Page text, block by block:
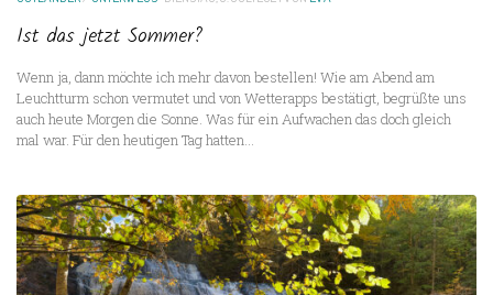
Ist das jetzt Sommer?
Wenn ja, dann möchte ich mehr davon bestellen! Wie am Abend am
Leuchtturm schon vermutet und von Wetterapps bestätigt, begrüßte uns
auch heute Morgen die Sonne. Was für ein Aufwachen das doch gleich
mal war. Für den heutigen Tag hatten...